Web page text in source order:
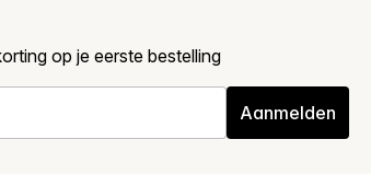
op je eerste bestelling
Aanmelden